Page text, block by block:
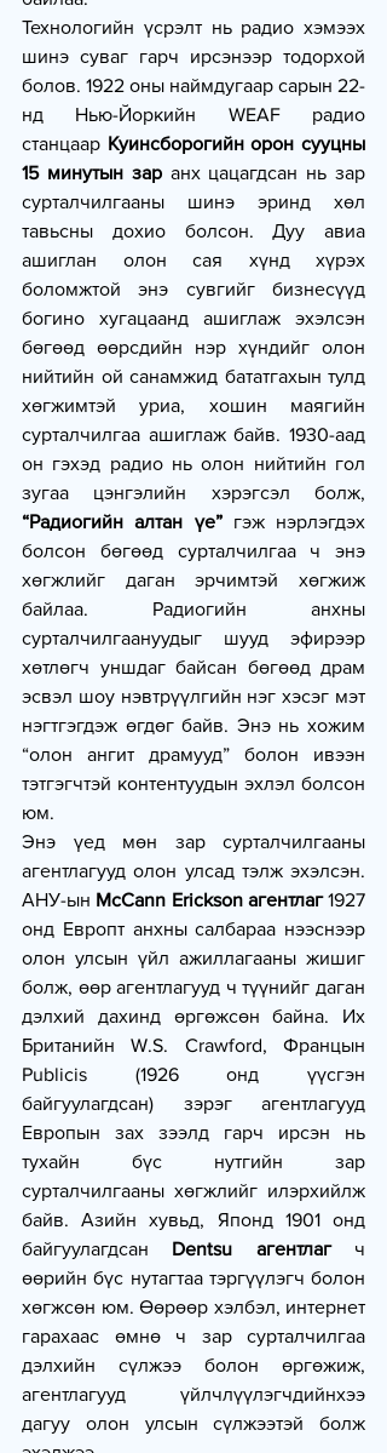
Технологийн үсрэлт нь радио хэмээх
шинэ суваг гарч ирсэнээр тодорхой
болов. 1922 оны наймдугаар сарын 22-
нд Нью-Йоркийн WEAF радио
станцаар Куинсборогийн орон сууцны
15 минутын зар анх цацагдсан нь зар
сурталчилгааны шинэ эринд хөл
тавьсны дохио болсон. Дуу авиа
ашиглан олон сая хүнд хүрэх
боломжтой энэ сувгийг бизнесүүд
богино хугацаанд ашиглаж эхэлсэн
бөгөөд өөрсдийн нэр хүндийг олон
нийтийн ой санамжид бататгахын тулд
хөгжимтэй уриа, хошин маягийн
сурталчилгаа ашиглаж байв. 1930-аад
он гэхэд радио нь олон нийтийн гол
“Радиогийн алтан үе” гэж нэрлэгдэх
болсон бөгөөд сурталчилгаа ч энэ
хөгжлийг даган эрчимтэй хөгжиж
байлаа. Радиогийн анхны
сурталчилгаануудыг шууд эфирээр
хөтлөгч уншдаг байсан бөгөөд драм
эсвэл шоу нэвтрүүлгийн нэг хэсэг мэт
нэгтгэгдэж өгдөг байв. Энэ нь хожим
“олон ангит драмууд” болон ивээн
тэтгэгчтэй контентуудын эхлэл болсон
юм.
Энэ үед мөн зар сурталчилгааны
агентлагууд олон улсад тэлж эхэлсэн.
АНУ-ын McCann Erickson агентлаг 1927
онд Европт анхны салбараа нээснээр
олон улсын үйл ажиллагааны жишиг
болж, өөр агентлагууд ч түүнийг даган
дэлхий дахинд өргөжсөн байна. Их
Британийн W.S. Crawford, Францын
Publicis (1926 онд үүсгэн
байгуулагдсан) зэрэг агентлагууд
Европын зах зээлд гарч ирсэн нь
тухайн бүс нутгийн зар
сурталчилгааны хөгжлийг илэрхийлж
байв. Азийн хувьд, Японд 1901 онд
байгуулагдсан Dentsu агентлаг ч
өөрийн бүс нутагтаа тэргүүлэгч болон
хөгжсөн юм. Өөрөөр хэлбэл, интернет
гарахаас өмнө ч зар сурталчилгаа
дэлхийн сүлжээ болон өргөжиж,
агентлагууд үйлчлүүлэгчдийнхээ
дагуу олон улсын сүлжээтэй болж